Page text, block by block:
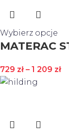
Wybierz opcje
MATERAC
729 zł – 1 209 zł